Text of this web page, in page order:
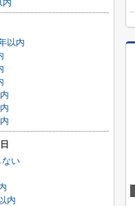
内
以内
ない
内